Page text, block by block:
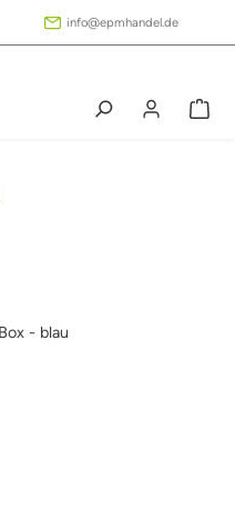
info@epmhandel.de